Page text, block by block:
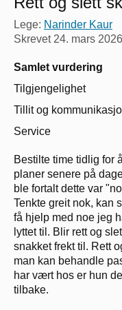
Lege: Narinder Kaur
Skrevet 24. mars 2026
Samlet vurdering
Tilgjengelighet
Tillit og
Service
Bestilte time tidlig for
planer senere på
ble fortalt dette var
Tenkte greit nok, kan
få hjelp med noe jeg
lyttet til. Blir rett og
snakket frekt til. Rett
man kan behandle
har vært hos er hun
tilbake.